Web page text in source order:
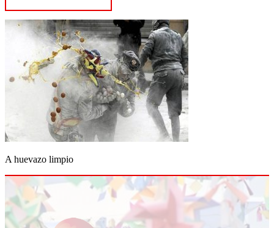
A huevazo limpio